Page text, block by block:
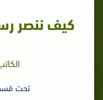
كيف ننصر
تحت